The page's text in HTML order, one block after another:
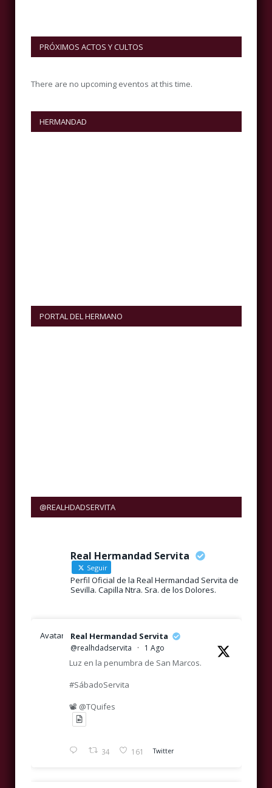
PRÓXIMOS ACTOS Y CULTOS
There are no upcoming eventos at this time.
HERMANDAD
PORTAL DEL HERMANO
@REALHDADSERVITA
Real Hermandad Servita
Seguir
Perfil Oficial de la Real Hermandad Servita de
Sevilla. Capilla Ntra. Sra. de los Dolores.
Avatar Real Hermandad Servita
@realhdadservita · 1 Ago
Luz en la penumbra de San Marcos.
#SábadoServita
📽️ @TQuifes
34 161 Twitter